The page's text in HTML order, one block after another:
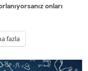
onları
fazla